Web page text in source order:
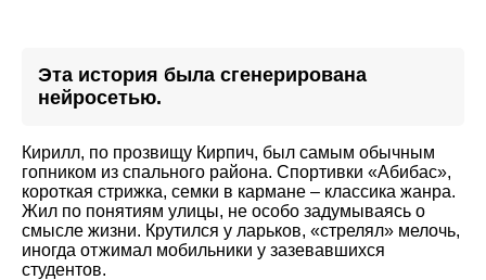
Эта история была сгенерирована
нейросетью.
Кирилл, по прозвищу Кирпич, был самым обычным
гопником из спального района. Спортивки «Абибас»,
короткая стрижка, семки в кармане – классика жанра.
Жил по понятиям улицы, не особо задумываясь о
смысле жизни. Крутился у ларьков, «стрелял» мелочь,
иногда отжимал мобильники у зазевавшихся
студентов.